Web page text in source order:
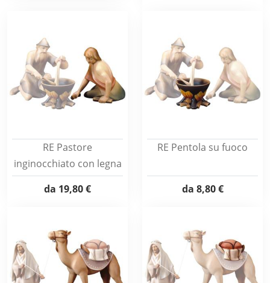
RE Pastore
inginocchiato con legna
da 19,80 €
RE Pentola su fuoco
da 8,80 €